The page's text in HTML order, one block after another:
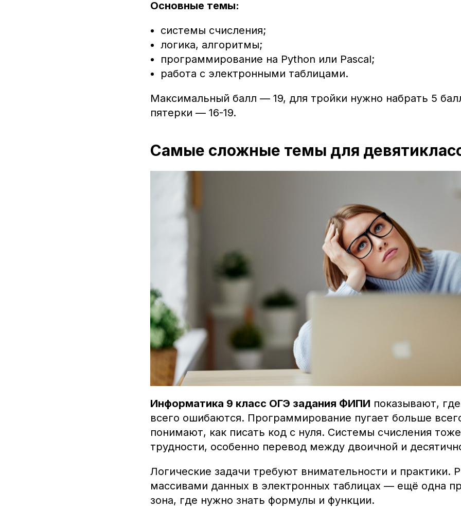
Основные темы:
системы счисления;
логика, алгоритмы;
программирование на Python или Pascal;
работа с электронными таблицами.
Максимальный балл — 19, для тройки нужно набрать 5
пятерки — 16-19.
Самые сложные темы для
Информатика 9 класс ОГЭ задания ФИПИ показывают,
всего ошибаются. Программирование пугает больше
понимают, как писать код с нуля. Системы счисления
трудности, особенно перевод между двоичной и
Логические задачи требуют внимательности и практики.
массивами данных в электронных таблицах — ещё одна
зона, где нужно знать формулы и функции.